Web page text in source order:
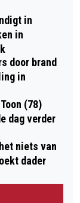
in
in
door brand
in
(78)
dag verder
niets van
dader